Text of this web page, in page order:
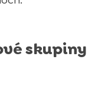
skupiny